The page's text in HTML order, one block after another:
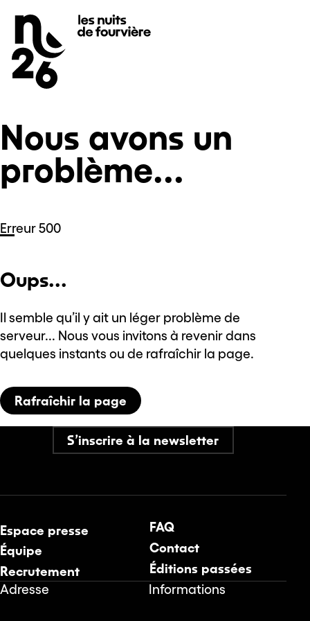
Se rendre au
Contenu principal
Pied de page
Nous avons un
problème...
Erreur 500
Oups...
Il semble qu’il y ait un léger problème de
serveur... Nous vous invitons à revenir dans
quelques instants ou de rafraîchir la page.
Rafraîchir la page
S’inscrire à la newsletter
Espace presse
Équipe
Recrutement
FAQ
Contact
Éditions passées
Adresse Informations